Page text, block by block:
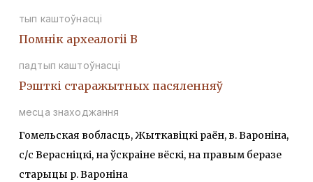
тып каштоўнасці
Помнiк археалогii В
падтып каштоўнасці
Рэшткi старажытных пасяленняў
месца знаходжання
Гомельская вобласць, Жыткавіцкі раён, в. Вароніна,
с/с Верасніцкі, на ўскраіне вёскі, на правым беразе
старыцы р. Вароніна